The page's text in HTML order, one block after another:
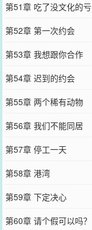
第51章 吃了没文化的亏
第52章 第一次约会
第53章 我想跟你合作
第54章 迟到的约会
第55章 两个稀有动物
第56章 我们不能同居
第57章 停工一天
第58章 港湾
第59章 下定决心
第60章 请个假可以吗？